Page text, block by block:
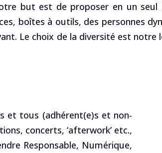
but est de proposer en un
boîtes à outils, des personnes
Le choix de la diversité est notre
et tous (adhérent(e)s et non-
concerts, ‘afterwork’ etc.,
Responsable, Numérique,